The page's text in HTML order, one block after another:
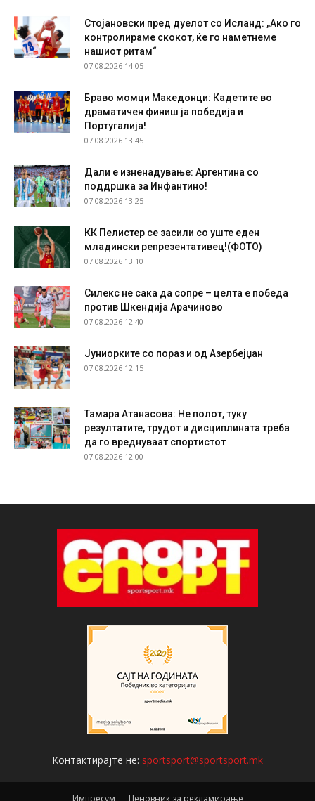
Стојановски пред дуелот со Исланд: „Ако го
контролираме скокот, ќе го наметнеме
нашиот ритам“
07.08.2026 14:05
Браво момци Македонци: Кадетите во
драматичен финиш ја победија и
Португалија!
07.08.2026 13:45
Дали е изненадување: Аргентина со
поддршка за Инфантино!
07.08.2026 13:25
КК Пелистер се засили со уште еден
младински репрезентативец!(ФОТО)
07.08.2026 13:10
Силекс не сака да сопре – целта е победа
против Шкендија Арачиново
07.08.2026 12:40
Јуниорките со пораз и од Азербејџан
07.08.2026 12:15
Тамара Атанасова: Не полот, туку
резултатите, трудот и дисциплината треба
да го вреднуваат спортистот
07.08.2026 12:00
Контактирајте не: sportsport@sportsport.mk
Импресум Ценовник за рекламирање